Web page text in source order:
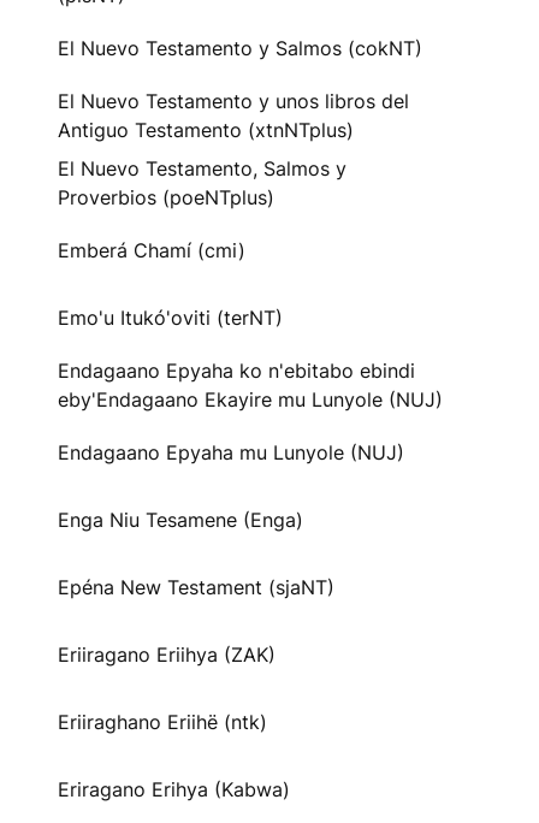
El Nuevo Testamento y Salmos (cokNT)
El Nuevo Testamento y unos libros del
Antiguo Testamento (xtnNTplus)
El Nuevo Testamento, Salmos y
Proverbios (poeNTplus)
Emberá Chamí (cmi)
Emo'u Itukó'oviti (terNT)
Endagaano Epyaha ko n'ebitabo ebindi
eby'Endagaano Ekayire mu Lunyole (NUJ)
Endagaano Epyaha mu Lunyole (NUJ)
Enga Niu Tesamene (Enga)
Epéna New Testament (sjaNT)
Eriiragano Eriihya (ZAK)
Eriiraghano Eriihë (ntk)
Eriragano Erihya (Kabwa)